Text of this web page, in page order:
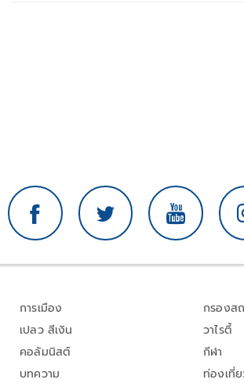
การเมือง
เปลว สีเงิน
คอลัมนิสต์
บทความ
กรองส
วาไรตี้
กีฬา
ท่องเที่